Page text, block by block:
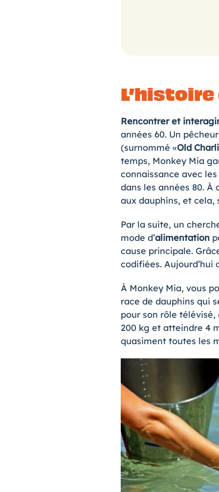
Rencontrer et
années 60. Un
(surnommé «Old
temps, Monkey Mia
connaissance avec
dans les années 80.
aux dauphins, et cela,
Par la suite, un
mode d’alimentation
cause principale.
codifiées.
À Monkey Mia, vous
race de dauphins qui
pour son rôle télévisé,
200 kg et atteindre 4
quasiment toutes les